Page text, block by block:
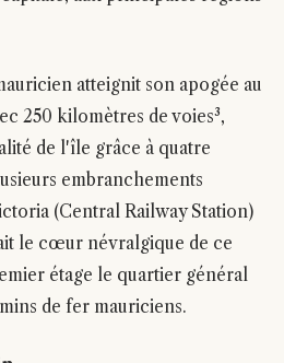
atteignit son apogée au
250 kilomètres de voies³,
de l'île grâce à quatre
embranchements
(Central Railway Station)
le cœur névralgique de ce
étage le quartier général
de fer mauriciens.